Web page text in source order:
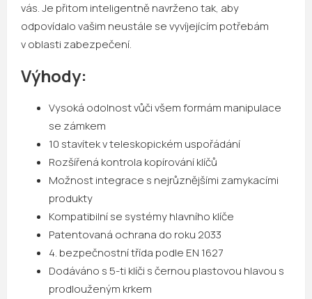
vás. Je přitom inteligentně navrženo tak, aby
odpovídalo vašim neustále se vyvíjejícím potřebám
v oblasti zabezpečení.
Výhody:
Vysoká odolnost vůči všem formám manipulace
se zámkem
10 stavítek v teleskopickém uspořádání
Rozšířená kontrola kopírování klíčů
Možnost integrace s nejrůznějšími zamykacími
produkty
Kompatibilní se systémy hlavního klíče
Patentovaná ochrana do roku 2033
4. bezpečnostní třída podle EN 1627
Dodáváno s 5-ti klíči s černou plastovou hlavou s
prodlouženým krkem